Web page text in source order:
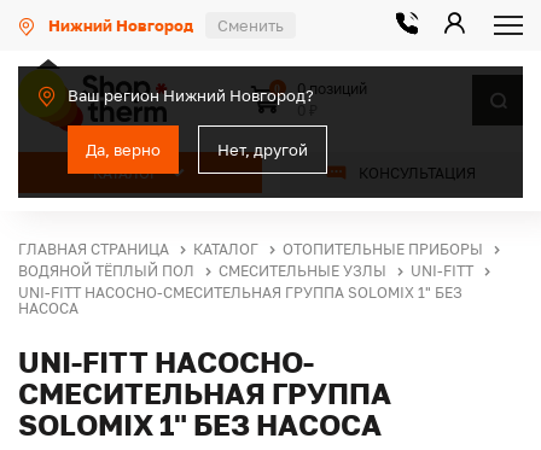
Нижний Новгород Сменить
Ваш регион Нижний Новгород?
Да, верно Нет, другой
КАТАЛОГ КОНСУЛЬТАЦИЯ
0
0 позиций
ГЛАВНАЯ СТРАНИЦА КАТАЛОГ
ОТОПИТЕЛЬНЫЕ ПРИБОРЫ
ВОДЯНОЙ ТЁПЛЫЙ ПОЛ
СМЕСИТЕЛЬНЫЕ УЗЛЫ
UNI-FITT
UNI-FITT НАСОСНО-СМЕСИТЕЛЬНАЯ ГРУППА SOLOMIX 1" БЕЗ
НАСОСА
UNI-FITT НАСОСНО-
СМЕСИТЕЛЬНАЯ ГРУППА
SOLOMIX 1" БЕЗ НАСОСА